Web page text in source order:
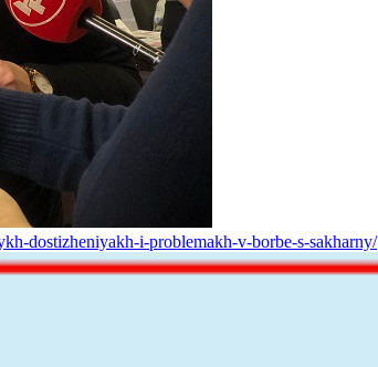
dostizheniyakh-i-problemakh-v-borbe-s-sakharny/